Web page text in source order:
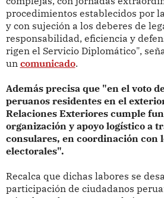
procedimientos establecidos por
y con sujeción a los deberes de
responsabilidad, eficiencia y
rigen el Servicio Diplomático",
un comunicado.
Además precisa que "en el voto
peruanos residentes en el
Relaciones Exteriores cumple
organización y apoyo logístico a
consulares, en coordinación con
electorales".
Recalca que dichas labores se
participación de ciudadanos